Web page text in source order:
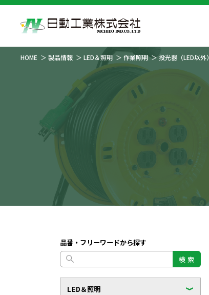
HOME 製品情報 LED＆照明 作業照明 投光器（LED以外）
品番・フリーワードから探す
検 索
LED＆照明